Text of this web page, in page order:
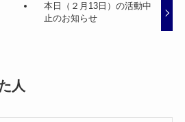
本日（２月13日）の活動中
止のお知らせ
人